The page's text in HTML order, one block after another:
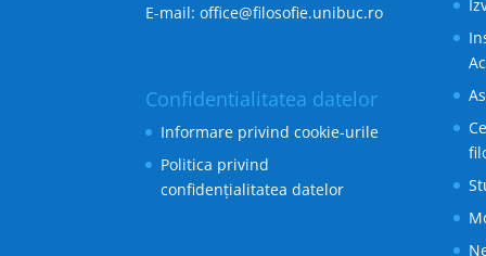
E-mail: office@filosofie.unibuc.ro
Confidentialitatea datelor
Informare privind cookie-urile
Politica privind
confidențialitatea datelor